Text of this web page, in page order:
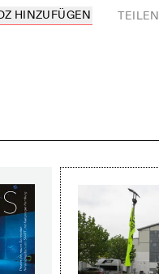
HINZUFÜGEN TEILEN